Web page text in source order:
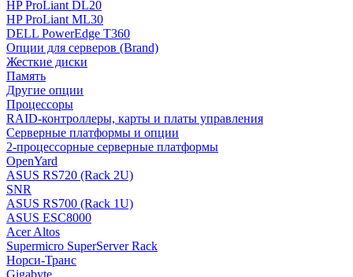
HP ProLiant DL20
HP ProLiant ML30
DELL PowerEdge T360
Опции для серверов (Brand)
Жесткие диски
Память
Другие опции
Процессоры
RAID-контроллеры, карты и платы управления
Серверные платформы и опции
2-процессорные серверные платформы
OpenYard
ASUS RS720 (Rack 2U)
SNR
ASUS RS700 (Rack 1U)
ASUS ESC8000
Acer Altos
Supermicro SuperServer Rack
Норси-Транс
Gigabyte